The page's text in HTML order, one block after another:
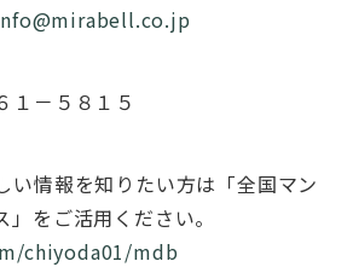
１－５８１５
い情報を知りたい方は「全国マン
をご活用ください。
chiyoda01/mdb